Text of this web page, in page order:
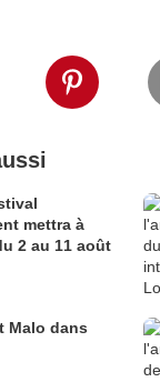
mettra à
2 au 11 août
Malo dans